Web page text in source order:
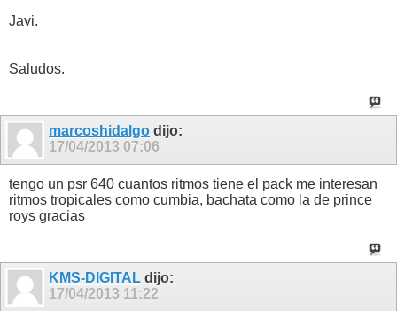
Javi.
Saludos.
marcoshidalgo dijo:
17/04/2013 07:06
tengo un psr 640 cuantos ritmos tiene el pack me interesan
ritmos tropicales como cumbia, bachata como la de prince
roys gracias
KMS-DIGITAL dijo:
17/04/2013 11:22